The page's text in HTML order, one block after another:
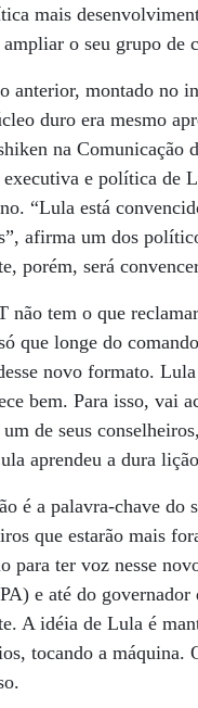
mais
ampliar o seu grupo de
anterior, montado no
duro era mesmo
na Comunicação
e política de
“Lula está
afirma um dos
porém, será
não tem o que
que longe do
novo formato. Lula
bem. Para isso, vai
um de seus
aprendeu a dura
é a palavra-chave do
que estarão mais
para ter voz nesse
e até do governador
A idéia de Lula é
tocando a máquina.